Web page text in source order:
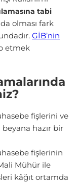
tabi
olması fark
GİB’nin
etmek
fişlerini ve
hazır bir
fişlerinin
Mühür ile
kâğıt ortamda